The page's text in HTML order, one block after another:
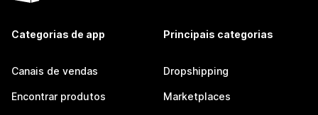
Categorias de app
Canais de vendas
Encontrar produtos
Principais categorias
Dropshipping
Marketplaces